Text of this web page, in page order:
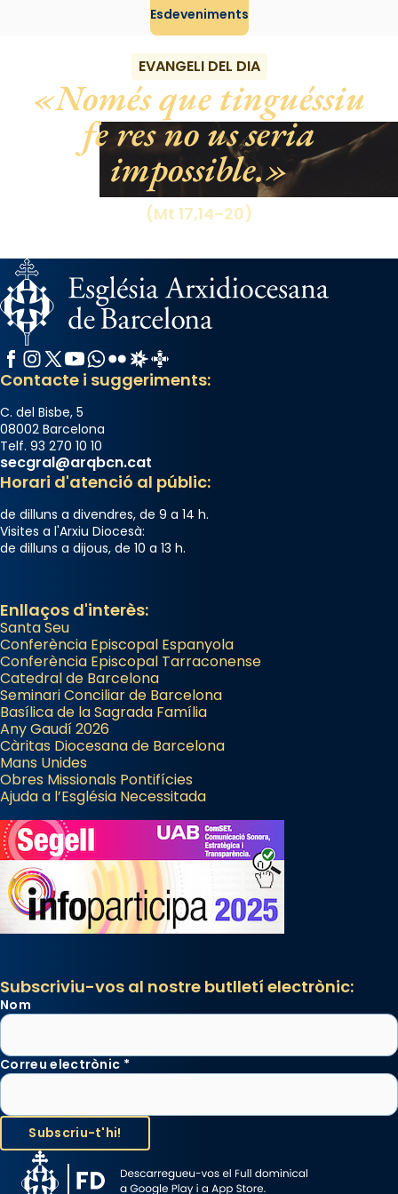
Share
Esdeveniments
EVANGELI DEL DIA
Només que tinguéssiu
fe res no us seria
impossible.
(Mt 17,14-20)
Facebook
Instagram
X / Twitter
YouTube
WhatsApp
FlickrRadio Estel
Catalunya Cristiana
Contacte i suggeriments:
C. del Bisbe, 5
08002 Barcelona
Telf. 93 270 10 10
secgral@arqbcn.cat
Horari d'atenció al públic:
de dilluns a divendres, de 9 a 14 h.
Visites a l'Arxiu Diocesà:
de dilluns a dijous, de 10 a 13 h.
Enllaços d'interès:
Santa Seu
Conferència Episcopal Espanyola
Conferència Episcopal Tarraconense
Catedral de Barcelona
Seminari Conciliar de Barcelona
Basílica de la Sagrada Família
Any Gaudí 2026
Càritas Diocesana de Barcelona
Mans Unides
Obres Missionals Pontifícies
Ajuda a l’Església Necessitada
Subscriviu-vos al nostre butlletí electrònic:
Nom
Correu electrònic *